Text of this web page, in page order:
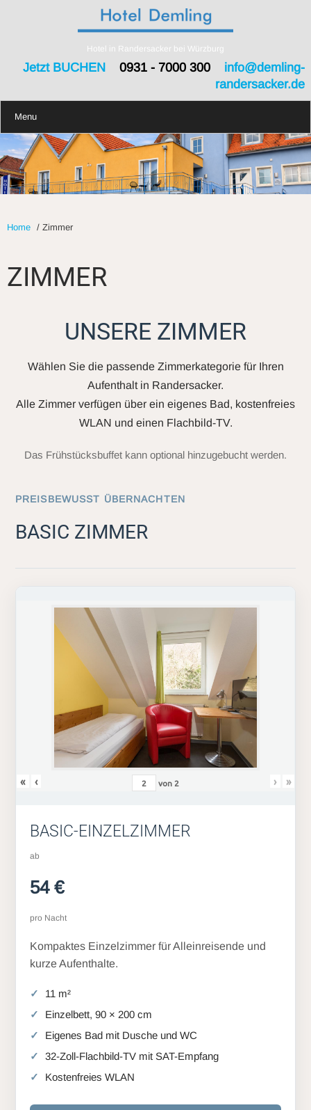
Hotel in Randersacker bei Würzburg
Jetzt BUCHEN0931 - 7000 300 info@demling-
randersacker.de
Menu
Home / Zimmer
ZIMMER
UNSERE ZIMMER
Wählen Sie die passende Zimmerkategorie für Ihren
Aufenthalt in Randersacker.
Alle Zimmer verfügen über ein eigenes Bad, kostenfreies
WLAN und einen Flachbild-TV.
Das Frühstücksbuffet kann optional hinzugebucht werden.
PREISBEWUSST ÜBERNACHTEN
BASIC ZIMMER
« ‹ von 2 › »
BASIC-EINZELZIMMER
ab
54 €
pro Nacht
Kompaktes Einzelzimmer für Alleinreisende und
kurze Aufenthalte.
11 m²
Einzelbett, 90 × 200 cm
Eigenes Bad mit Dusche und WC
32-Zoll-Flachbild-TV mit SAT-Empfang
Kostenfreies WLAN